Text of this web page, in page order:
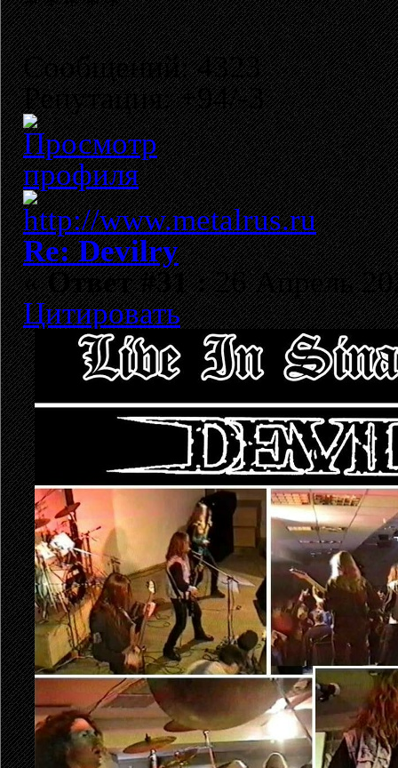
Сообщений: 4323
Репутация: +94/-3
Re: Devilry
«Ответ #31 :26 Апрель
Цитировать